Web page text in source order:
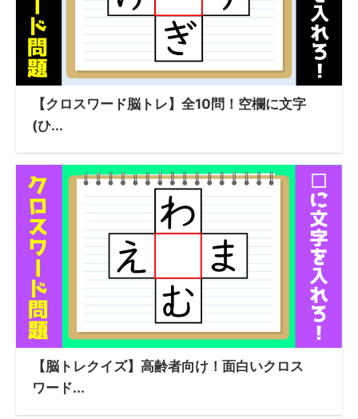
【クロスワード脳トレ】全10問！空欄に文字
(ひ...
【脳トレクイズ】高齢者向け！面白いクロス
ワード...